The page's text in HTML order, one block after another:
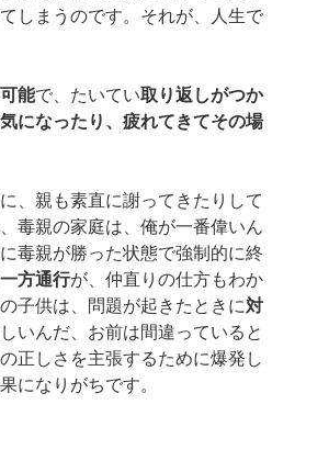
しまうのです。それが、人生で
能で、たいてい取り返しがつか
になったり、疲れてきてその場
、親も素直に謝ってきたりして
毒親の家庭は、俺が一番偉いん
毒親が勝った状態で強制的に終
一方通行が、仲直りの仕方もわか
子供は、問題が起きたときに対
いんだ、お前は間違っていると
正しさを主張するために爆発し
になりがちです。